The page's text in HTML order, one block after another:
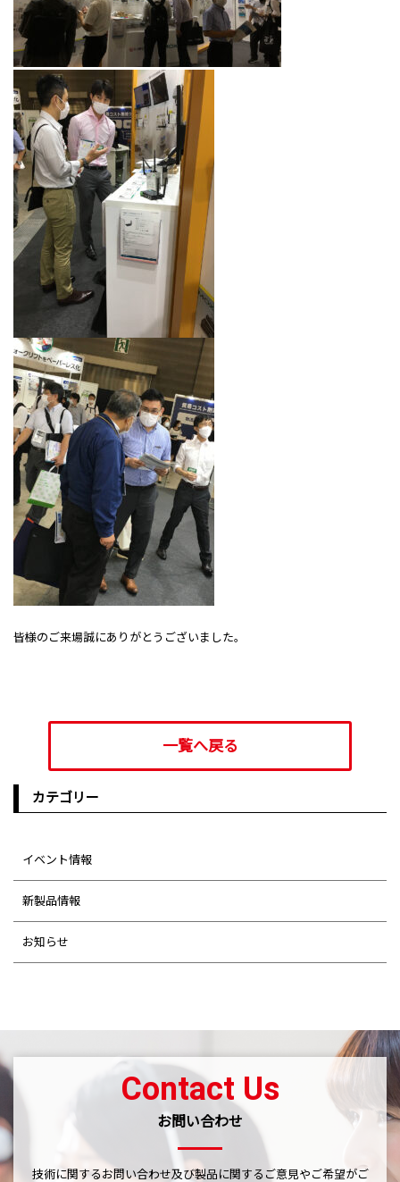
皆様のご来場誠にありがとうございました。
一覧へ戻る
カテゴリー
イベント情報
新製品情報
お知らせ
Contact Us
お問い合わせ
技術に関するお問い合わせ及び製品に関するご意見やご希望がご